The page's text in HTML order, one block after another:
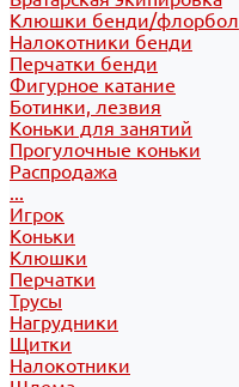
Клюшки бенди/флорбол
Налокотники бенди
Перчатки бенди
Фигурное катание
Ботинки, лезвия
Коньки для занятий
Прогулочные коньки
Распродажа
...
Игрок
Коньки
Клюшки
Перчатки
Трусы
Нагрудники
Щитки
Налокотники